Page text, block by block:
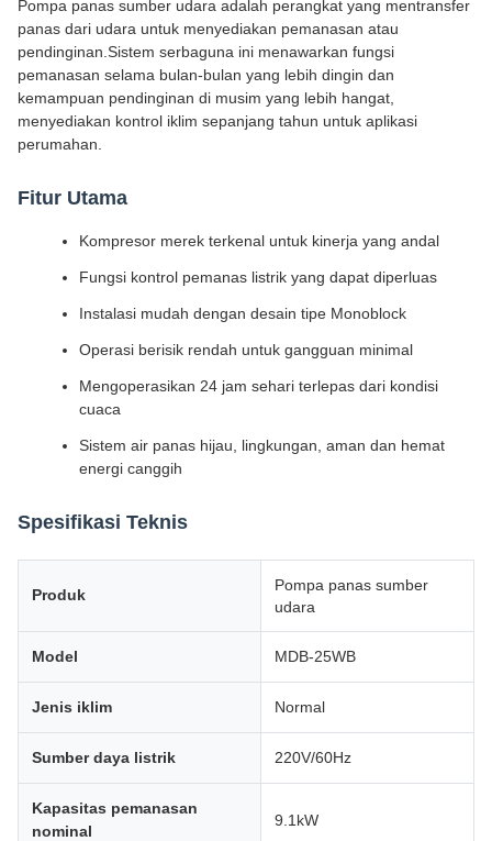
Pompa panas sumber udara adalah perangkat yang mentransfer
panas dari udara untuk menyediakan pemanasan atau
pendinginan.Sistem serbaguna ini menawarkan fungsi
pemanasan selama bulan-bulan yang lebih dingin dan
kemampuan pendinginan di musim yang lebih hangat,
menyediakan kontrol iklim sepanjang tahun untuk aplikasi
perumahan.
Fitur Utama
Kompresor merek terkenal untuk kinerja yang andal
Fungsi kontrol pemanas listrik yang dapat diperluas
Instalasi mudah dengan desain tipe Monoblock
Operasi berisik rendah untuk gangguan minimal
Mengoperasikan 24 jam sehari terlepas dari kondisi
cuaca
Sistem air panas hijau, lingkungan, aman dan hemat
energi canggih
Spesifikasi Teknis
Produk
Pompa panas sumber
udara
Model MDB-25WB
Jenis iklim Normal
Sumber daya listrik 220V/60Hz
Kapasitas pemanasan
nominal
9.1kW